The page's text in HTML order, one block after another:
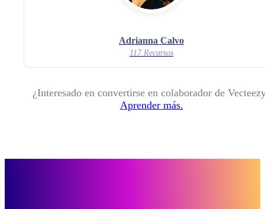
Adrianna Calvo
117 Recursos
¿Interesado en convertirse en colaborador de
Aprender más.